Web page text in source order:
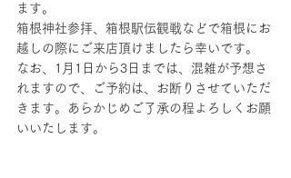
ます。
箱根神社参拝、箱根駅伝観戦などで箱根にお
越しの際にご来店頂けましたら幸いです。
なお、1月1日から3日までは、混雑が予想さ
れますので、ご予約は、お断りさせていただ
きます。あらかじめご了承の程よろしくお願
いいたします。